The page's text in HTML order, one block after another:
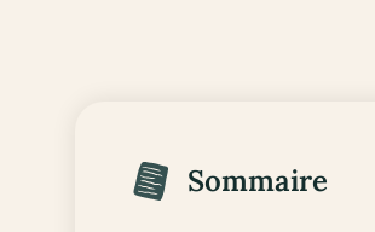
Sommaire